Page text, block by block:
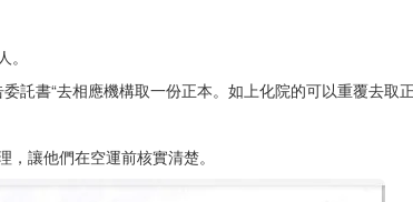
託書“去相應機構取一份正本。如上化院的可以重覆去取
讓他們在空運前核實清楚。